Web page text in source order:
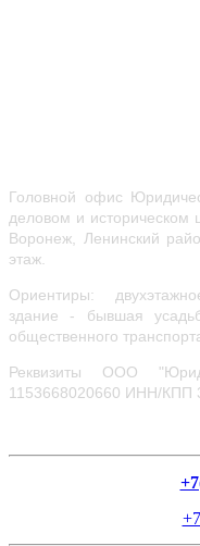
Головной офис
деловом и историческом
Воронеж, Ленинский
этаж.
Ориентиры:
здание - бывшая
общественного
Реквизиты ООО
1153668020660 ИНН/КПП